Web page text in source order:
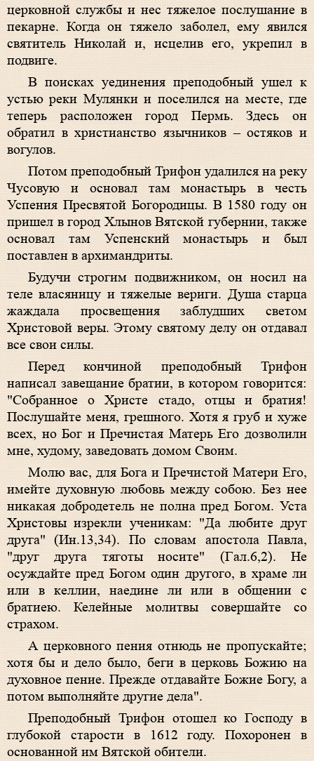
церковной службы и нес тяжелое послушание в
пекарне. Когда он тяжело заболел, ему явился
святитель Николай и, исцелив его, укрепил в
подвиге.
В поисках уединения преподобный ушел к
устью реки Мулянки и поселился на месте, где
теперь расположен город Пермь. Здесь он
обратил в христианство язычников – остяков и
вогулов.
Потом преподобный Трифон удалился на реку
Чусовую и основал там монастырь в честь
Успения Пресвятой Богородицы. В 1580 году он
пришел в город Хлынов Вятской губернии, также
основал там Успенский монастырь и был
поставлен в архимандриты.
Будучи строгим подвижником, он носил на
теле власяницу и тяжелые вериги. Душа старца
жаждала просвещения заблудших светом
Христовой веры. Этому святому делу он отдавал
все свои силы.
Перед кончиной преподобный Трифон
написал завещание братии, в котором говорится:
"Собранное о Христе стадо, отцы и братия!
Послушайте меня, грешного. Хотя я груб и хуже
всех, но Бог и Пречистая Матерь Его дозволили
мне, худому, заведовать домом Своим.
Молю вас, для Бога и Пречистой Матери Его,
имейте духовную любовь между собою. Без нее
никакая добродетель не полна пред Богом. Уста
Христовы изрекли ученикам: "Да любите друг
друга" (Ин.13,34). По словам апостола Павла,
"друг друга тяготы носите" (Гал.6,2). Не
осуждайте пред Богом один другого, в храме ли
или в келлии, наедине ли или в общении с
братиею. Келейные молитвы совершайте со
страхом.
А церковного пения отнюдь не пропускайте;
хотя бы и дело было, беги в церковь Божию на
духовное пение. Прежде отдавайте Божие Богу, а
потом выполняйте другие дела".
Преподобный Трифон отошел ко Господу в
глубокой старости в 1612 году. Похоронен в
основанной им Вятской обители.